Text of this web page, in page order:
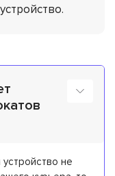
не